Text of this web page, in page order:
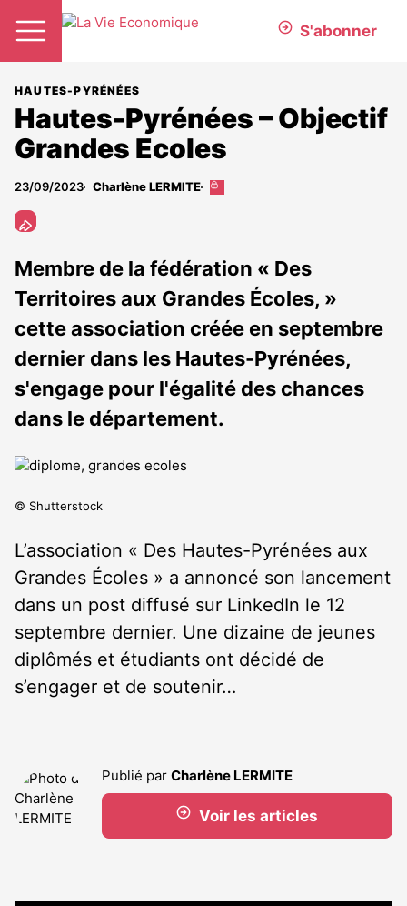
S'abonner
HAUTES-PYRÉNÉES
Hautes-Pyrénées – Objectif
Grandes Ecoles
23/09/2023 Charlène LERMITE
Cet
aux
abonnés
Membre de la fédération « Des
Territoires aux Grandes Écoles, »
cette association créée en septembre
dernier dans les Hautes-Pyrénées,
s'engage pour l'égalité des chances
dans le département.
© Shutterstock
L’association « Des Hautes-Pyrénées aux
Grandes Écoles » a annoncé son lancement
dans un post diffusé sur LinkedIn le 12
septembre dernier. Une dizaine de jeunes
diplômés et étudiants ont décidé de
s’engager et de soutenir…
Publié par Charlène LERMITE
Voir les articles